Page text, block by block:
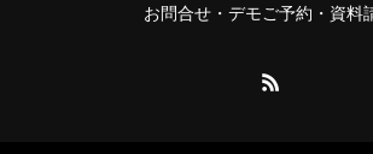
お問合せ・デモご予約・資料